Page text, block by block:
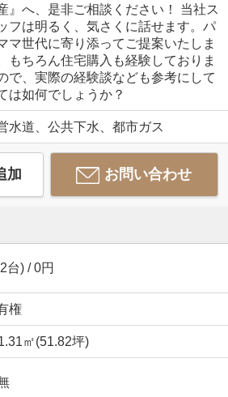
』へ、是非ご相談ください！ 当社ス
フは明るく、気さくに話せます。パ
マ世代に寄り添ってご提案いたしま
もちろん住宅購入も経験しておりま
で、実際の経験談なども参考にして
は如何でしょうか？
水道、公共下水、都市ガス
加 お問い合わせ
台) / 0円
権
㎡(51.82坪)